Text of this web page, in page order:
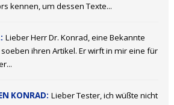
kennen, um dessen Texte...
Lieber Herr Dr. Konrad, eine Bekannte
ihren Artikel. Er wirft in mir eine für
KONRAD: Lieber Tester, ich wüßte nicht